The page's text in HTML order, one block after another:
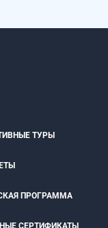
ТУРЫ
ПРОГРАММА
СЕРТИФИКАТЫ